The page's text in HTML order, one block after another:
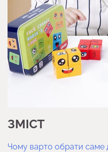
ЗМІСТ
Чому варто обрати саме